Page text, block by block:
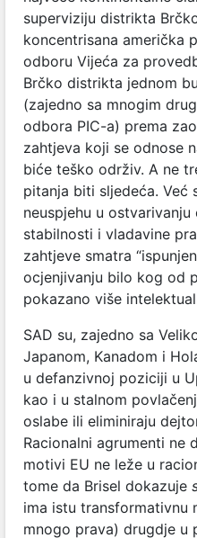
superviziju distrikta
koncentrisana američka
odboru Vijeća za
Brčko distrikta jednom
(zajedno sa mnogim
odbora PIC-a) prema
zahtjeva koji se odnose
biće teško održiv. A ne
pitanja biti sljedeća. Već
neuspjehu u
stabilnosti i vladavine
zahtjeve smatra
ocjenjivanju bilo kog od
pokazano više
SAD su, zajedno sa
Japanom, Kanadom i
u defanzivnoj poziciji u
kao i u stalnom
oslabe ili eliminiraju
Racionalni agrumenti ne
motivi EU ne leže u
tome da Brisel dokazuje
ima istu transformativnu
mnogo prava) drugdje u